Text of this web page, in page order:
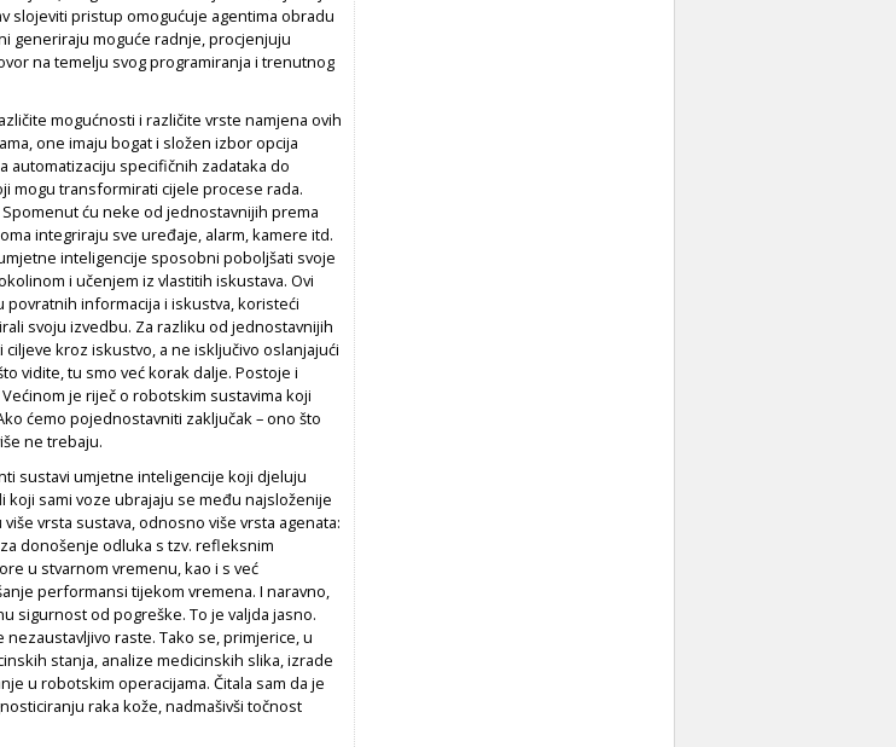
slojeviti pristup omogućuje agentima obradu
generiraju moguće radnje, procjenjuju
na temelju svog programiranja i trenutnog
mogućnosti i različite vrste namjena ovih
one imaju bogat i složen izbor opcija
automatizaciju specifičnih zadataka do
mogu transformirati cijele procese rada.
ću neke od jednostavnijih prema
integriraju sve uređaje, alarm, kamere itd.
inteligencije sposobni poboljšati svoje
i učenjem iz vlastitih iskustava. Ovi
informacija i iskustva, koristeći
svoju izvedbu. Za razliku od jednostavnijih
kroz iskustvo, a ne isključivo oslanjajući
vidite, tu smo već korak dalje. Postoje i
je riječ o robotskim sustavima koji
ćemo pojednostavniti zaključak – ono što
ne trebaju.
sustavi umjetne inteligencije koji djeluju
sami voze ubrajaju se među najsloženije
vrsta sustava, odnosno više vrsta agenata:
donošenje odluka s tzv. refleksnim
u stvarnom vremenu, kao i s već
performansi tijekom vremena. I naravno,
sigurnost od pogreške. To je valjda jasno.
raste. Tako se, primjerice, u
stanja, analize medicinskih slika, izrade
u robotskim operacijama. Čitala sam da je
raka kože, nadmašivši točnost